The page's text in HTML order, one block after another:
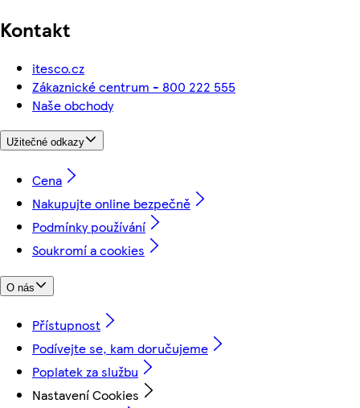
Kontakt
itesco.cz
Zákaznické centrum - 800 222 555
Naše obchody
Užitečné odkazy
Cena
Nakupujte online bezpečně
Podmínky používání
Soukromí a cookies
O nás
Přístupnost
Podívejte se, kam doručujeme
Poplatek za službu
Nastavení Cookies